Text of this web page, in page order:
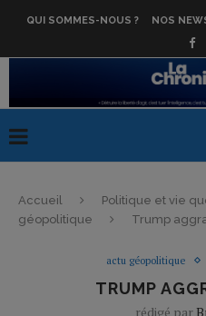
QUI SOMMES-NOUS ? NOS
Accueil Politique et vie
géopolitique
Trump
actu géopolitique
TRUMP
rédigé par